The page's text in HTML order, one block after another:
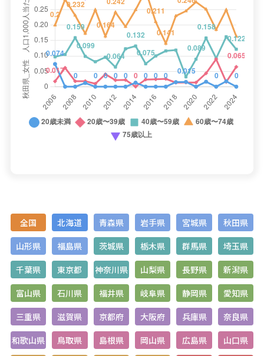
全国 北海道 青森県 岩手県 宮城県
秋田県
山形県
福島県 茨城県 栃木県 群馬県
埼玉県
千葉県
東京都 神奈川県 山梨県 長野県
新潟県
富山県
石川県 福井県 岐阜県 静岡県
愛知県
三重県
滋賀県 京都府 大阪府 兵庫県
奈良県
和歌山県
鳥取県 島根県 岡山県 広島県
山口県